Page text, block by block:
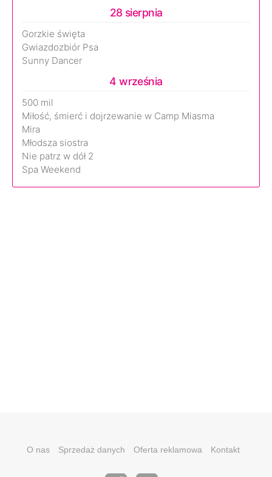
28 sierpnia
Gorzkie święta
Gwiazdozbiór Psa
Sunny Dancer
4 września
500 mil
Miłość, śmierć i dojrzewanie w Camp Miasma
Mira
Młodsza siostra
Nie patrz w dół 2
Spa Weekend
O nas Sprzedaż danych Oferta reklamowa Kontakt